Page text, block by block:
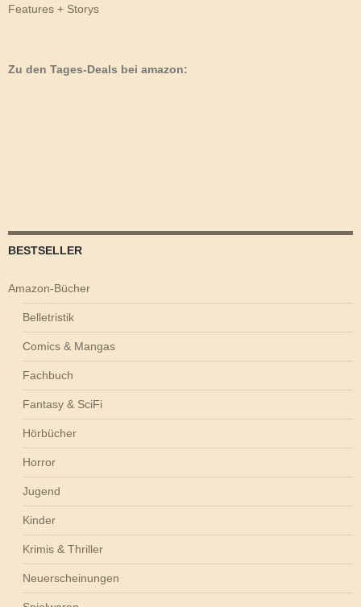
Features + Storys
Zu den Tages-Deals bei amazon:
BESTSELLER
Amazon-Bücher
Belletristik
Comics & Mangas
Fachbuch
Fantasy & SciFi
Hörbücher
Horror
Jugend
Kinder
Krimis & Thriller
Neuerscheinungen